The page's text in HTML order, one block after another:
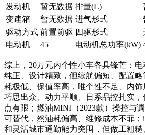
发动机
暂无数据 排量(L)
变速箱
暂无数据 进气形式
驱动方式 前置前驱 四驱形式
电动机
45 电动机总功率(kW)
综上，20万元内个性小车各具锋芒：
纯正、设计精致，但续航偏短、配置
耗极低、保值率高，唯个性不足、内
巧思出众、动力平顺、日系品控扎实
点有限；燃油MINI（2023款）操控与
可替代，然油耗偏高、维修成本不菲
和灵活城市通勤能力突围，但做工粗